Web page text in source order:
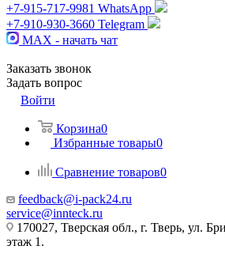
+7-915-717-9981 WhatsApp
+7-910-930-3660 Telegram
MAX - начать чат
Заказать звонок
Задать вопрос
Войти
Корзина0
Избранные товары0
Сравнение товаров0
feedback@i-pack24.ru
service@innteck.ru
170027, Тверская обл., г. Тверь, ул.
этаж 1.